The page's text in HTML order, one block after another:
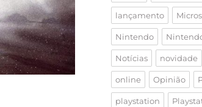
lançamento
Nintendo
Notícias novidade
online Opinião
playstation